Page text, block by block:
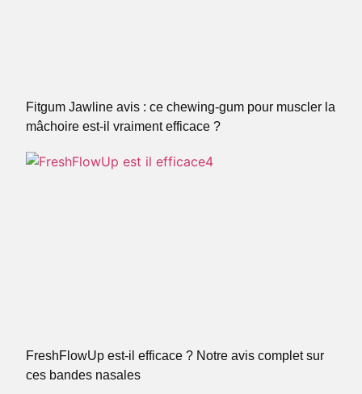
Fitgum Jawline avis : ce chewing-gum pour muscler la
mâchoire est-il vraiment efficace ?
FreshFlowUp est-il efficace ? Notre avis complet sur
ces bandes nasales